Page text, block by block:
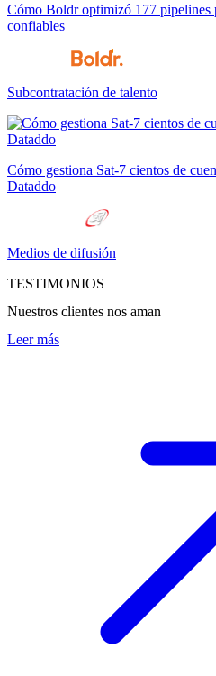
Cómo Boldr optimizó 177 pipelines
confiables
Subcontratación de talento
Cómo gestiona Sat-7 cientos de
Dataddo
Medios de difusión
TESTIMONIOS
Nuestros clientes nos aman
Leer más